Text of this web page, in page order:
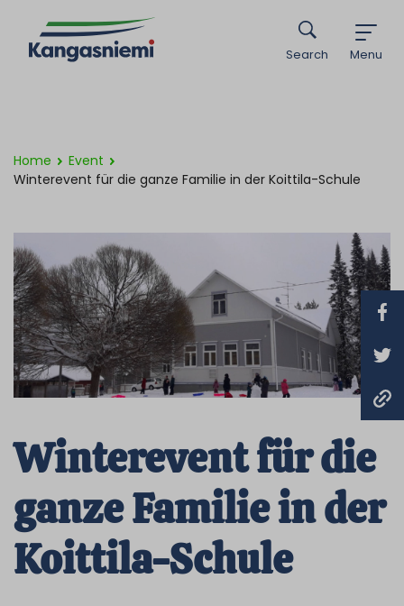
Menu
Search
Home
Event
Winterevent für die ganze Familie in der Koittila-Schule
Winterevent für die
ganze Familie in der
Koittila-Schule